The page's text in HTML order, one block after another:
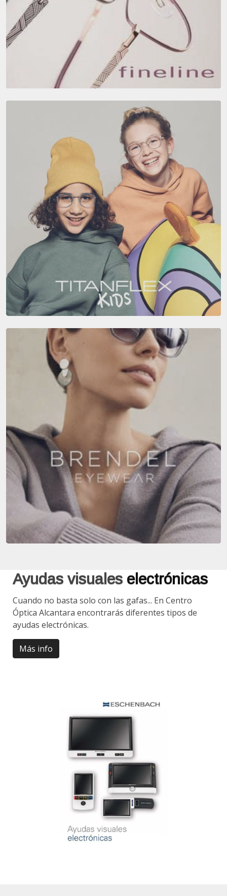
Ayudas visuales electrónicas
Cuando no basta solo con las gafas... En Centro
Óptica Alcantara encontrarás diferentes tipos de
ayudas electrónicas.
Más info